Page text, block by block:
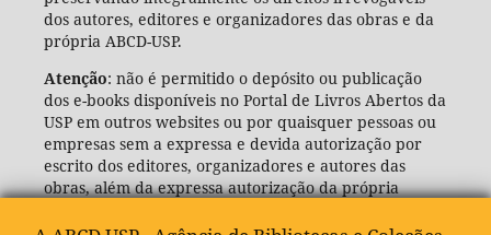
dos autores, editores e organizadores das obras e da
própria ABCD-USP.
Atenção: não é permitido o depósito ou publicação
dos e-books disponíveis no Portal de Livros Abertos da
USP em outros websites ou por quaisquer pessoas ou
empresas sem a expressa e devida autorização por
escrito dos editores, organizadores e autores das
obras, além da expressa autorização da própria